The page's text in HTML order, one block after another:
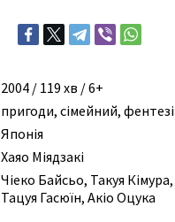
2004 / 119 хв / 6+
пригоди, сімейний, фентезі
Японія
Хаяо Міядзакі
Чіеко Байсьо, Такуя Кімура,
Тацуя Гасюїн, Акіо Оцука